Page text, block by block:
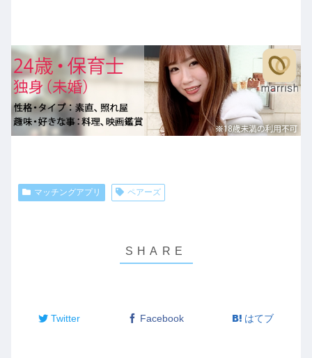
マッチングアプリ ペアーズ
Twitter Facebook はてブ